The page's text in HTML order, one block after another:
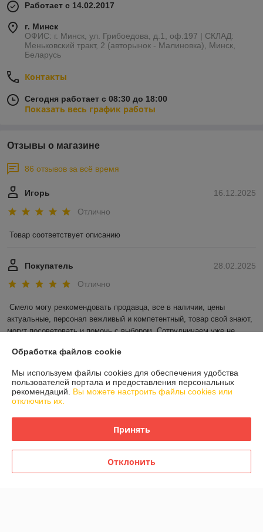
Работает с 14.02.2017
г. Минск
ОФИС: г. Минск, ул. Грибоедова, д.1, оф.197 | СКЛАД:
Меньковский тракт, 2 (авторынок - Малиновка), Минск,
Беларусь
Контакты
Сегодня работает с 08:30 до 18:00
Показать весь график работы
Отзывы о магазине
86 отзывов за всё время
16.12.2025
Игорь
Отлично
Товар соответствует описанию
28.02.2025
Покупатель
Отлично
Смело могу реккомендовать продавца, все в наличии, цены
актуальные, персонал вежливый и компетентный, товар свой знают,
могут посоветовать и помочь с выбором. Сотрудничаем уже не
труд!
Показать все отзывы
О нас
Доставка и оплата
Обработка файлов cookie
Мы используем файлы cookies для обеспечения удобства
пользователей портала и предоставления персональных
рекомендаций. Вы можете настроить файлы cookies или
отключить их.
Принять
Отклонить